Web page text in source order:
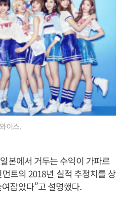
이스.
본에서 거두는 수익이 가파르
트의 2018년 실적 추정치를 상
잡았다”고 설명했다.